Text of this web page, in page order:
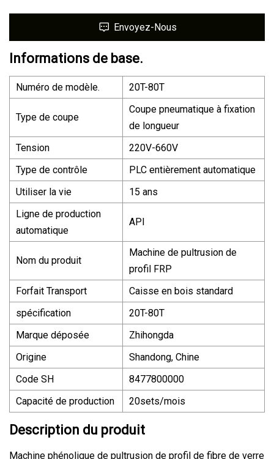
Envoyez-Nous
Informations de base.
Numéro de modèle. 20T-80T
Type de coupe
Coupe pneumatique à fixation
de longueur
Tension
220V-660V
Type de contrôle
PLC entièrement automatique
Utiliser la vie
15 ans
Ligne de production
automatique
API
Nom du produit
Machine de pultrusion de
profil FRP
Forfait Transport
Caisse en bois standard
spécification
20T-80T
Marque déposée
Zhihongda
Origine
Shandong, Chine
Code SH
8477800000
Capacité de production
20sets/mois
Description du produit
Machine phénolique de pultrusion de profil de fibre de verre